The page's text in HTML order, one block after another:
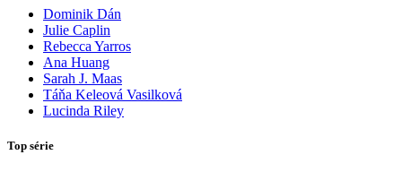
Dominik Dán
Julie Caplin
Rebecca Yarros
Ana Huang
Sarah J. Maas
Táňa Keleová Vasilková
Lucinda Riley
Top série